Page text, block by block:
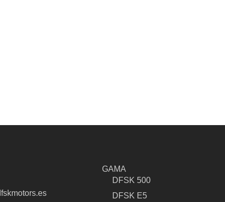
GAMA
DFSK 500
DFSK E5